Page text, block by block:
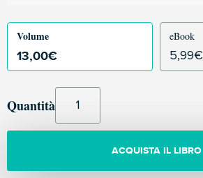
Volume
13,00€
eBook
5,99€
Quantità
ACQUISTA IL LIBRO